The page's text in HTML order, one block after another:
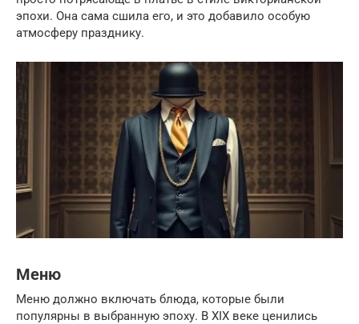
эпохи. Она сама сшила его, и это добавило особую
атмосферу празднику.
Меню
Меню должно включать блюда, которые были
популярны в выбранную эпоху. В XIX веке ценились